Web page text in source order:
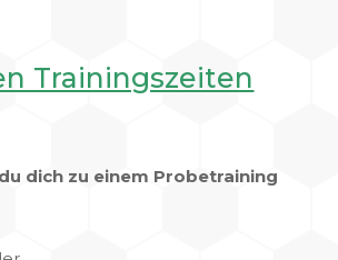
Trainingszeiten
dich zu einem Probetraining